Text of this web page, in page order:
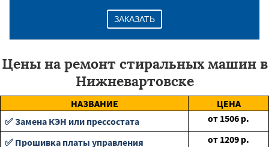
ЗАКАЗАТЬ
Цены на ремонт стиральных машин в
Нижневартовске
НАЗВАНИЕ
ЦЕНА
✅ Замена КЭН или прессостата
от 1506 р.
✅ Прошивка платы управления
от 1209 р.